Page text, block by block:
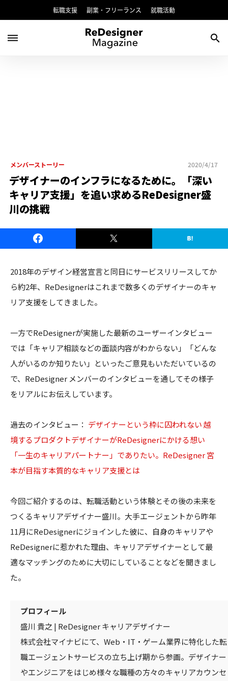
転職支援 副業・フリーランス 就職活動
dehaze search
メンバーストーリー 2020/4/17
デザイナーのインフラになるために。「深い
キャリア支援」を追い求めるReDesigner盛
川の挑戦
2018年のデザイン経営宣言と同日にサービスリリースしてか
ら約2年、ReDesignerはこれまで数多くのデザイナーのキャ
リア支援をしてきました。
一方でReDesignerが実施した最新のユーザーインタビュー
では「キャリア相談などの面談内容がわからない」「どんな
人がいるのか知りたい」といったご意見もいただいているの
で、ReDesigner メンバーのインタビューを通してその様子
をリアルにお伝えしています。
過去のインタビュー： デザイナーという枠に囚われない 越
境するプロダクトデザイナーがReDesignerにかける想い
「一生のキャリアパートナー」でありたい。ReDesigner 宮
本が目指す本質的なキャリア支援とは
今回ご紹介するのは、転職活動という体験とその後の未来を
つくるキャリアデザイナー盛川。大手エージェントから昨年
11月にReDesignerにジョインした彼に、自身のキャリアや
ReDesignerに惹かれた理由、キャリアデザイナーとして最
適なマッチングのために大切にしていることなどを聞きまし
た。
プロフィール
盛川 貴之 | ReDesigner キャリアデザイナー
株式会社マイナビにて、Web・IT・ゲーム業界に特化した転
職エージェントサービスの立ち上げ期から参画。デザイナー
やエンジニアをはじめ様々な職種の方々のキャリアカウンセ